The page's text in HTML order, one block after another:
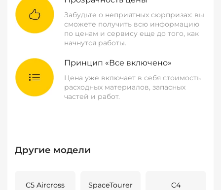
Забудьте о неприятных сюрпризах: вы
сможете получить всю информацию
по ценам и сервису еще до того, как
начнутся работы.
Принцип «Все включено»
Цена уже включает в себя стоимость
расходных материалов, запасных
частей и работ.
Другие модели
C5 Aircross SpaceTourer C4